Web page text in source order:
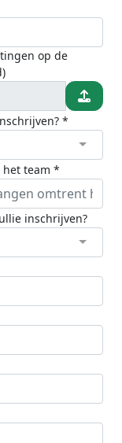
op de
*
het team *
inschrijven?